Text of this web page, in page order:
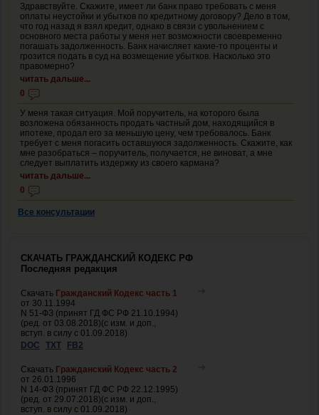
Здравствуйте. Скажите, имеет ли банк право требовать с меня
оплаты неустойки и убытков по кредитному договору? Дело в том,
что год назад я взял кредит, однако в связи с увольнением с
основного места работы у меня нет возможности своевременно
погашать задолженность. Банк начисляет какие-то проценты и
грозится подать в суд на возмещение убытков. Насколько это
правомерно?
читать дальше...
0
У меня такая ситуация. Мой поручитель, на которого была
возложена обязанность продать частный дом, находящийся в
ипотеке, продал его за меньшую цену, чем требовалось. Банк
требует с меня погасить оставшуюся задолженность. Скажите, как
мне разобраться – поручитель, получается, не виноват, а мне
следует выплатить издержку из своего кармана?
читать дальше...
0
Все консультации
СКАЧАТЬ ГРАЖДАНСКИЙ КОДЕКС РФ
Последняя редакция
Скачать Гражданский Кодекс часть 1
от 30.11.1994
N 51-ФЗ (принят ГД ФС РФ 21.10.1994)
(ред. от 03.08.2018)(с изм. и доп.,
вступ. в силу с 01.09.2018)
DOC
TXT FB2
Скачать Гражданский Кодекс часть 2
от 26.01.1996
N 14-ФЗ (принят ГД ФС РФ 22.12.1995)
(ред. от 29.07.2018)(с изм. и доп.,
вступ. в силу с 01.09.2018)